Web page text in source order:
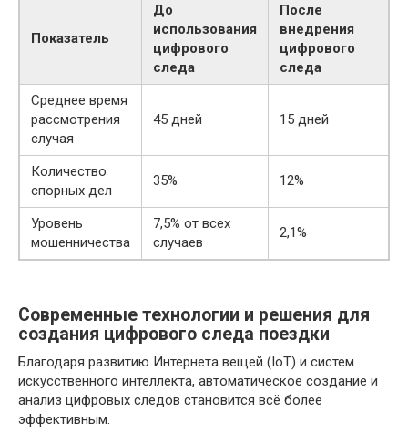
Показатель
До
использования
цифрового
следа
После
внедрения
цифрового
следа
Среднее время
рассмотрения
случая
45 дней 15 дней
Количество
спорных дел
35% 12%
Уровень
мошенничества
7,5% от всех
случаев
2,1%
Современные технологии и решения для
создания цифрового следа поездки
Благодаря развитию Интернета вещей (IoT) и систем
искусственного интеллекта, автоматическое создание и
анализ цифровых следов становится всё более
эффективным.